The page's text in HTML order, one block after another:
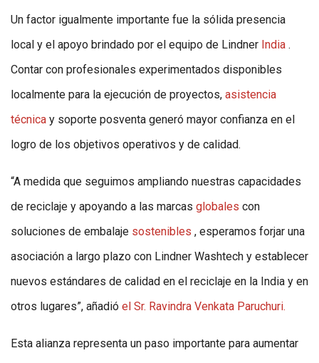
Un factor igualmente importante fue la sólida presencia
local y el apoyo brindado por el equipo de Lindner India .
Contar con profesionales experimentados disponibles
localmente para la ejecución de proyectos, asistencia
técnica y soporte posventa generó mayor confianza en el
logro de los objetivos operativos y de calidad.
“A medida que seguimos ampliando nuestras capacidades
de reciclaje y apoyando a las marcas globales con
soluciones de embalaje sostenibles , esperamos forjar una
asociación a largo plazo con Lindner Washtech y establecer
nuevos estándares de calidad en el reciclaje en la India y en
otros lugares”, añadió el Sr. Ravindra Venkata Paruchuri.
Esta alianza representa un paso importante para aumentar